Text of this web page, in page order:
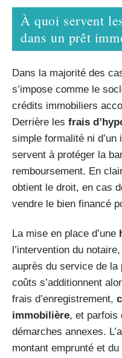
À quoi servent
dans un prêt
Dans la majorité des
s’impose comme le
crédits immobiliers
Derrière les frais
simple formalité ni
servent à protéger la
remboursement. En
obtient le droit, en cas
vendre le bien financé
La mise en place d’une
l’intervention du
auprès du service de
coûts s’additionnent
frais d’enregistrement,
immobilière, et parfois
démarches annexes.
montant emprunté et